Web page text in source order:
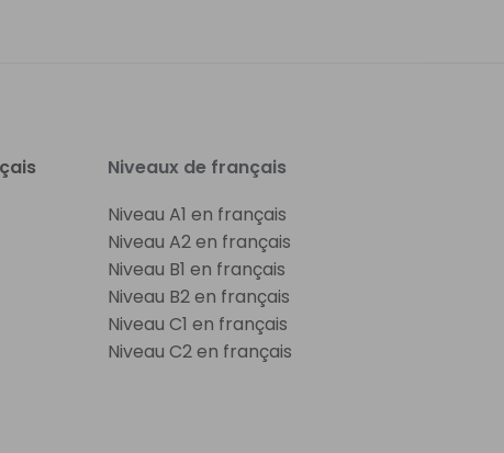
Niveaux de français
Niveau A1 en français
Niveau A2 en français
Niveau B1 en français
Niveau B2 en français
Niveau C1 en français
Niveau C2 en français